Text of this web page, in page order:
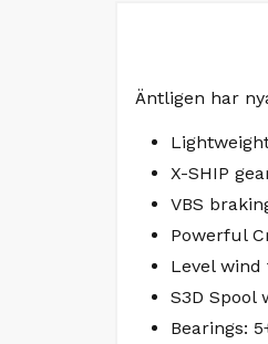
Äntligen har
X-SHIP
VBS
Powerful
Level
S3D
Bearings: